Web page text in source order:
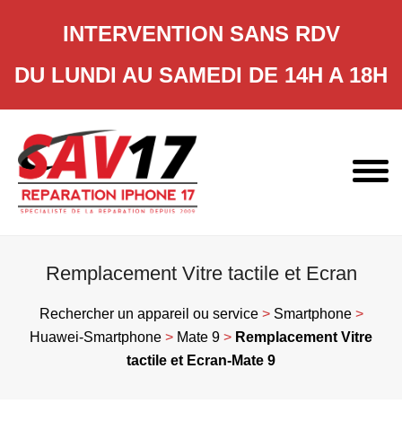
INTERVENTION SANS RDV
DU LUNDI AU SAMEDI DE 14H A 18H
content
Remplacement Vitre tactile et Ecran
Rechercher un appareil ou service> Smartphone>
Huawei-Smartphone > Mate 9 > Remplacement Vitre
tactile et Ecran-Mate 9